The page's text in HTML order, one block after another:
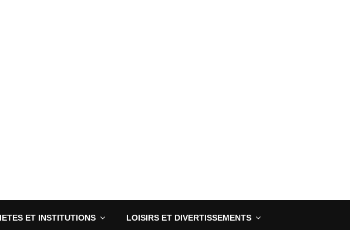
ET INSTITUTIONS LOISIRS ET DIVERTISSEMENTS